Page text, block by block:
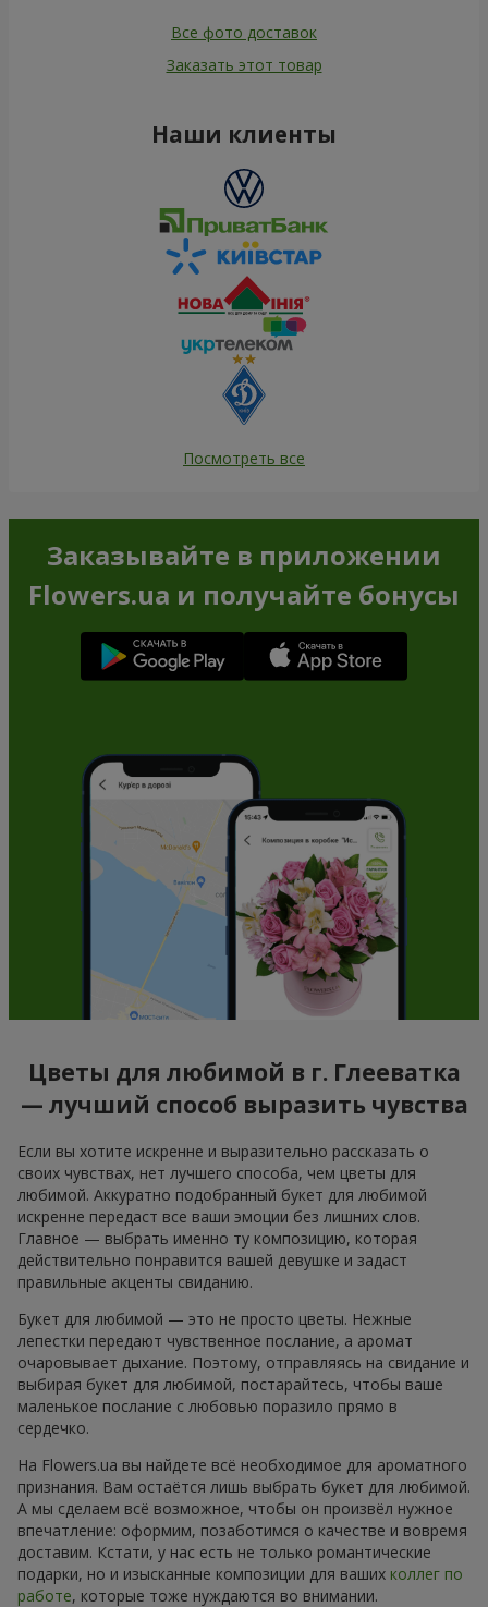
Все фото доставок
Заказать этот товар
Наши клиенты
Посмотреть все
Заказывайте в приложении
Flowers.ua и получайте бонусы
Цветы для любимой в г. Глееватка
— лучший способ выразить чувства
Если вы хотите искренне и выразительно рассказать о
своих чувствах, нет лучшего способа, чем цветы для
любимой. Аккуратно подобранный букет для любимой
искренне передаст все ваши эмоции без лишних слов.
Главное — выбрать именно ту композицию, которая
действительно понравится вашей девушке и задаст
правильные акценты свиданию.
Букет для любимой — это не просто цветы. Нежные
лепестки передают чувственное послание, а аромат
очаровывает дыхание. Поэтому, отправляясь на свидание и
выбирая букет для любимой, постарайтесь, чтобы ваше
маленькое послание с любовью поразило прямо в
сердечко.
На Flowers.ua вы найдете всё необходимое для ароматного
признания. Вам остаётся лишь выбрать букет для любимой.
А мы сделаем всё возможное, чтобы он произвёл нужное
впечатление: оформим, позаботимся о качестве и вовремя
доставим. Кстати, у нас есть не только романтические
подарки, но и изысканные композиции для ваших коллег по
работе, которые тоже нуждаются во внимании.